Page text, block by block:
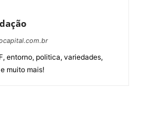
entorno, politica, variedades,
muito mais!